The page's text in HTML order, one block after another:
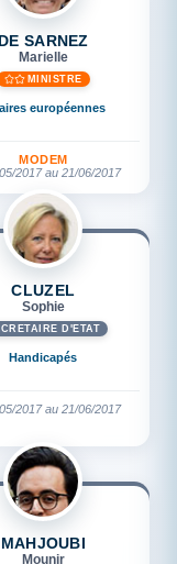
DE SARNEZ
Marielle
MINISTRE
européennes
MODEM
2017 au 21/06/2017
CLUZEL
Sophie
D'ETAT
Handicapés
2017 au 21/06/2017
MAHJOUBI
Mounir